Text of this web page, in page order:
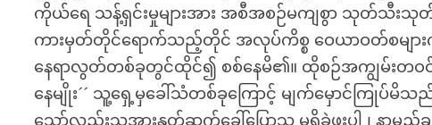
ကိုယ်ရေ သန့်ရှင်းမှုများအား အစီအစဉ်မကျစွာ သုတ်သီးသု
ကားမှတ်တိုင်ရောက်သည့်တိုင် အလုပ်ကိစ္စ ဝေယာဝတ်စများကမ
နေရာလွတ်တစ်ခုတွင်ထိုင်၍ စစ်နေမိ၏။ ထိုစဉ်အကျွမ်းတဝ
နေမျိုး´´ သူ့ရှေ့မှခေါ်သံတစ်ခုကြောင့် မျက်မှောင်ကြုပ်
သော်လည်းသူ့အားနုတ်ဆက်ခေါ်ပြောသူ မရှိခဲ့ဖူးပါ ၊ နာမည်